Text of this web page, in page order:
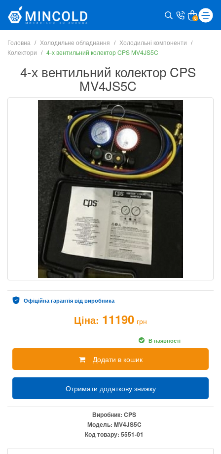
0
Головна Холодильне обладнання
Холодильні компоненти
Колектори
4-х вентильний колектор CPS MV4JS5C
4-х вентильний колектор CPS
MV4JS5C
Офіційна гарантія від виробника
Ціна: 11190 грн
В наявності
Додати в кошик
Отримати додаткову знижку
Виробник: CPS
Модель: MV4JS5C
Код товару: 5551-01